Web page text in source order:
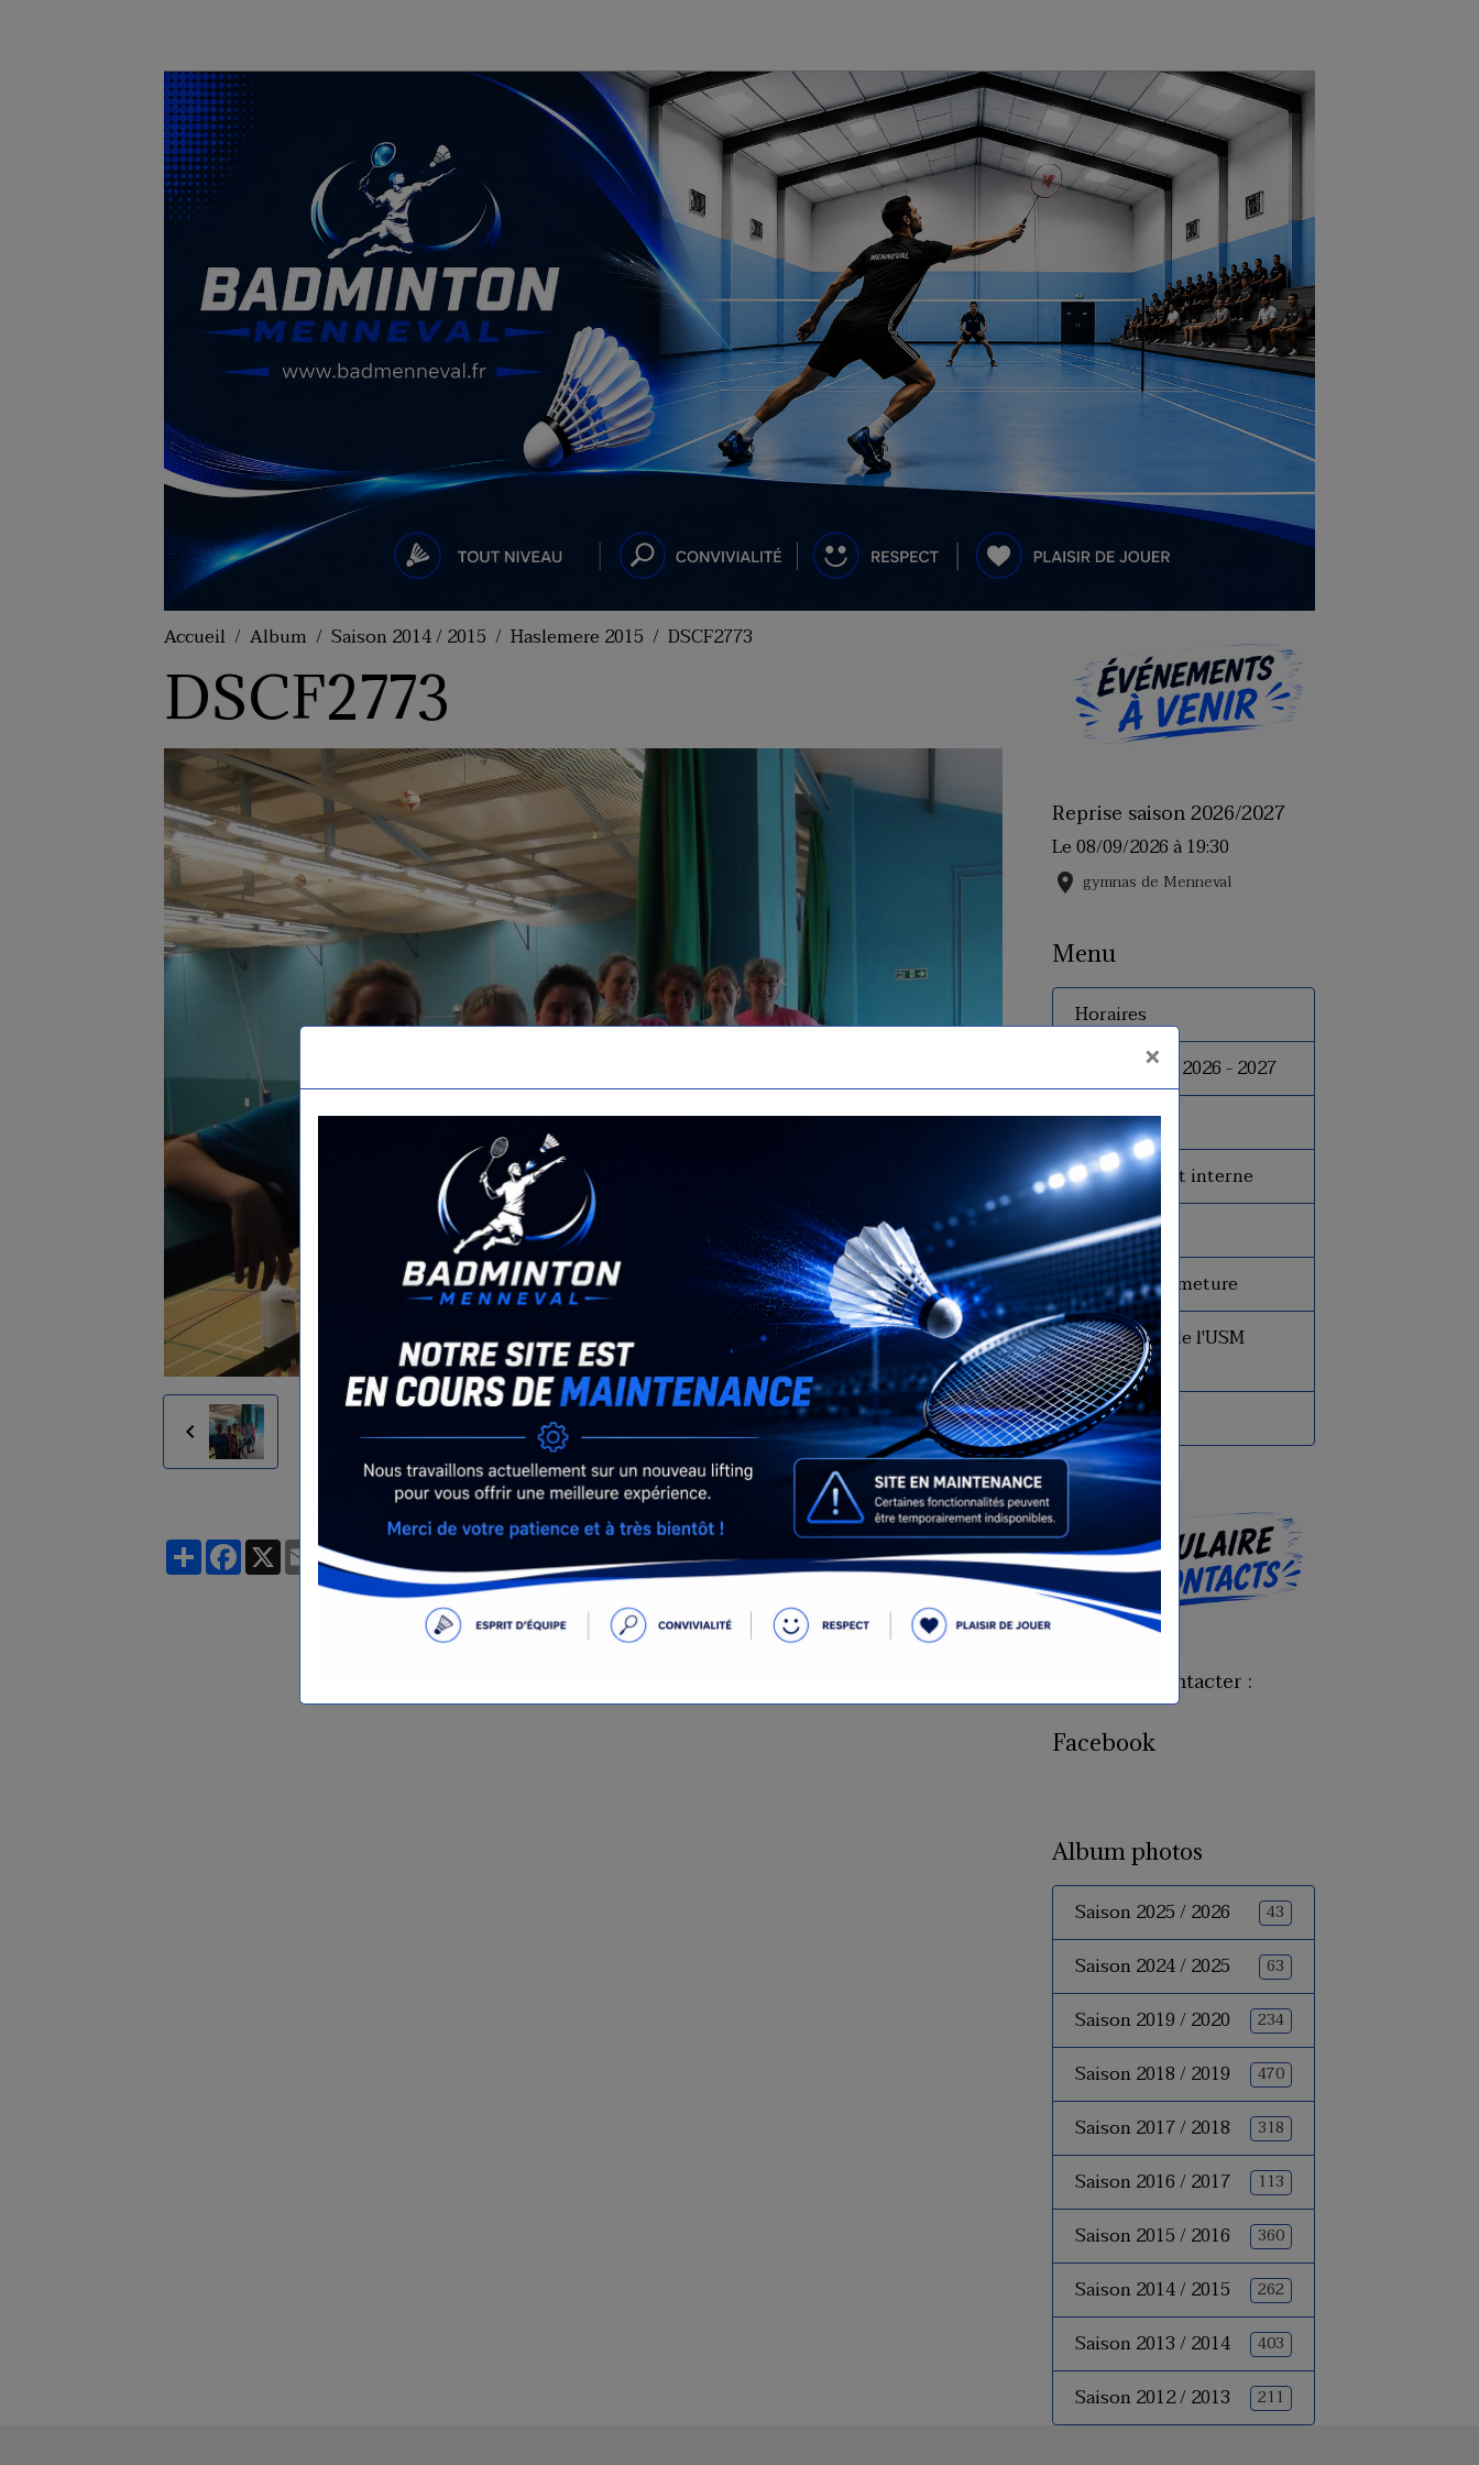
Accueil Album Saison 2014 / 2015 Haslemere 2015 DSCF2773
DSCF2773
Retour
PartagerFacebook
X Email
Reprise saison 2026/2027
Le 08/09/2026à 19:30
gymnas de Menneval
Menu
Horaires
Inscriptions 2026 - 2027
Tarifs
Le règlement interne
Le bureau
Dates de fermeture
Historique de l'USM
Badminton
Presse
Pour nous contacter :
Facebook
Album photos
Saison 2025 / 2026 43
Saison 2024 / 2025 63
Saison 2019 / 2020 234
Saison 2018 / 2019 470
Saison 2017 / 2018 318
Saison 2016 / 2017 113
Saison 2015 / 2016 360
Saison 2014 / 2015 262
Saison 2013 / 2014 403
Saison 2012 / 2013 211
×